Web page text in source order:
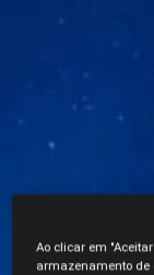
Ao clicar em
armazenamento